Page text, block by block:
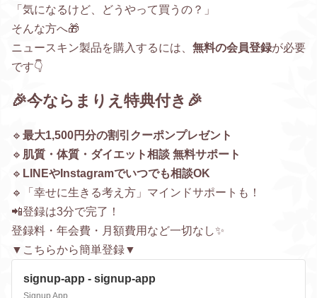
「気になるけど、どうやって買うの？」
そんな方へ🎁
ニュースキン製品を購入するには、 無料の会員登録が必要
です👇
🎉今ならまりえ特典付き🎉
🔹 最大1,500円分の割引クーポンプレゼント
🔹 肌質・体質・ダイエット相談 無料サポート
🔹 LINEやInstagramでいつでも相談OK
🔹「幸せに生きる考え方」マインドサポートも！
📲登録は3分で完了！
登録料・年会費・月額費用など一切なし✨
▼こちらから簡単登録▼
signup-app - signup-app
Signup App